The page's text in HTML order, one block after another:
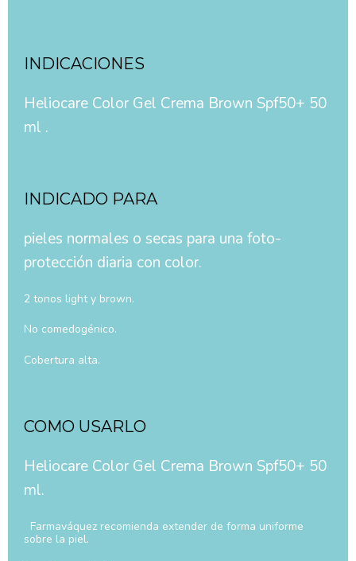
INDICACIONES
Heliocare Color Gel Crema Brown Spf50+ 50
ml .
INDICADO PARA
pieles normales o secas para una foto-
protección diaria con color.
2 tonos light y brown.
No comedogénico.
Cobertura alta.
COMO USARLO
Heliocare Color Gel Crema Brown Spf50+ 50
ml.
Farmaváquez recomienda extender de forma uniforme
sobre la piel.